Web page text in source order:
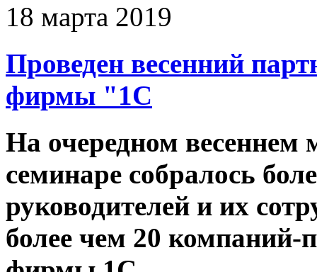
18 марта 2019
Проведен весенний
фирмы "1С
На очередном весеннем
семинаре собралось
руководителей и их
более чем 20 компаний-